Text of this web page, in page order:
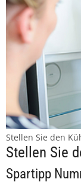
Stellen Sie den
Stellen Sie
Spartipp